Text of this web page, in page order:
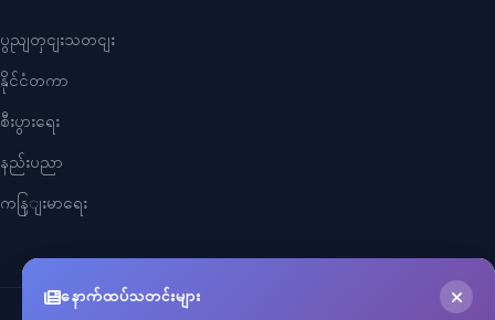
ပွညျတှငျးသတငျး
နိုင်ငံတကာ
စီးပွားရေး
နည်းပညာ
ကနြျးမာရေး
နောက်ထပ်သတင်းများ